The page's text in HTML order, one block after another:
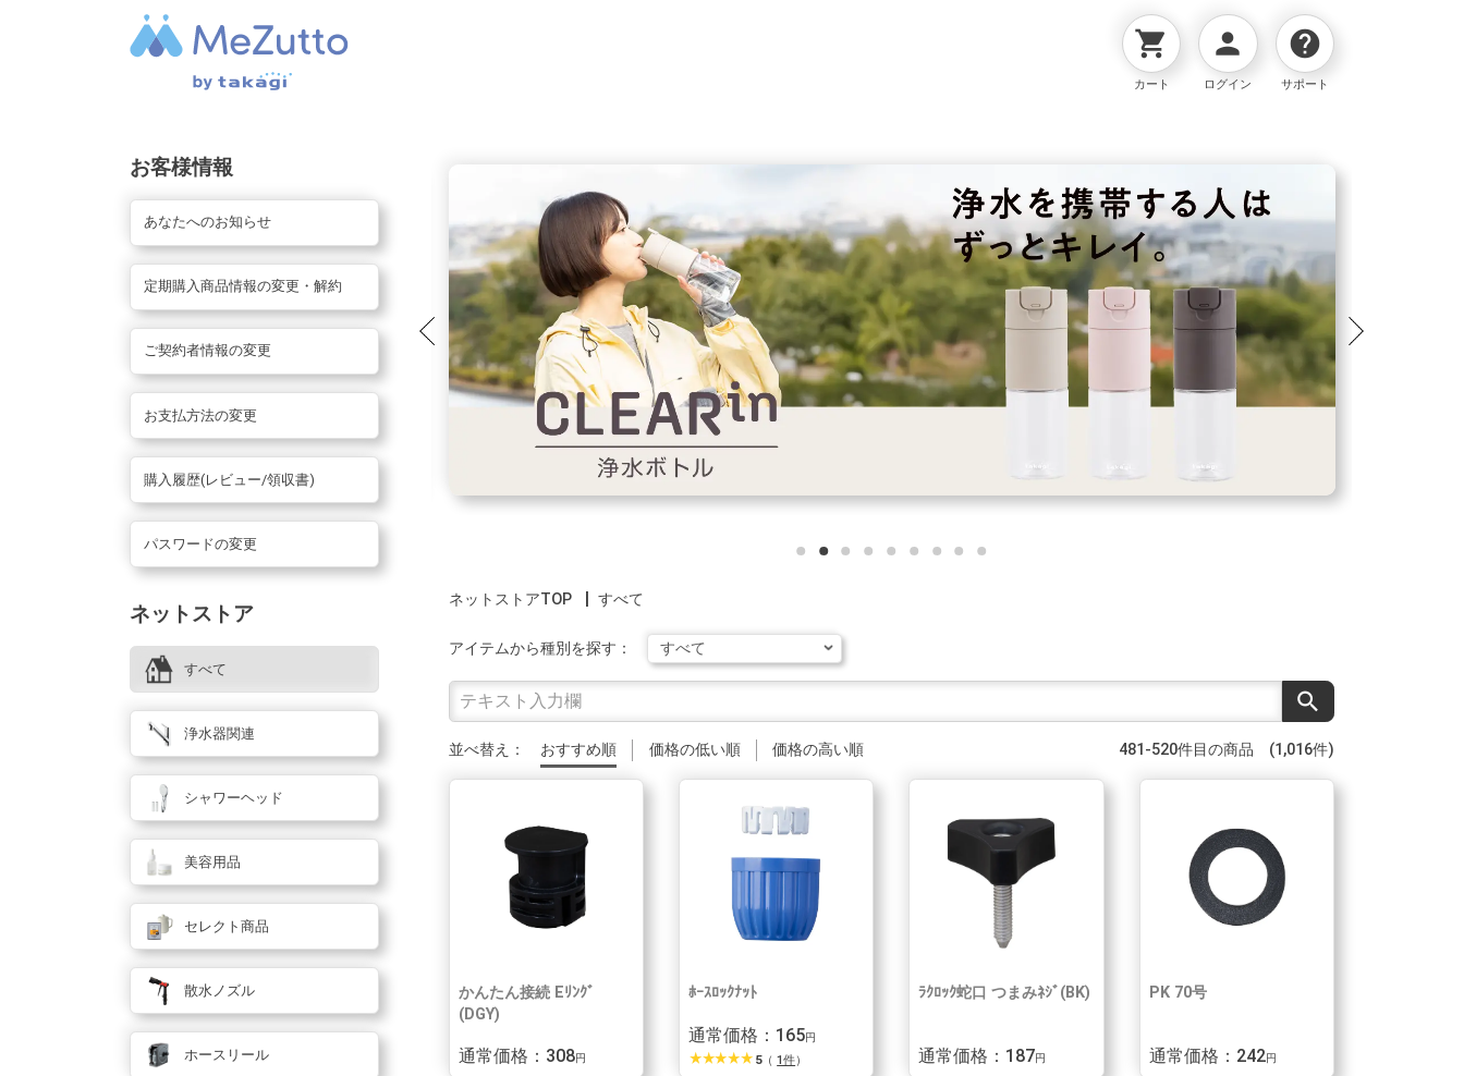
shopping_cart
カート
person
ログイン
help
サポート
ネットストアTOP すべて
アイテムから種別を探す：
search
並べ替え： おすすめ順 価格の低い順 価格の高い順 481-520件目の商品 (1,016件)
かんたん接続 Eﾘﾝｸﾞ
(DGY)
通常価格：308円
ﾎｰｽﾛｯｸﾅｯﾄ
通常価格：165円
star_ratestar_ratestar_ratestar_ratestar_rate 5（1件）
ﾗｸﾛｯｸ蛇口 つまみﾈｼﾞ(BK)
通常価格：187円
PK 70号
通常価格：242円
お客様情報
あなたへのお知らせ
定期購入商品情報の変更・解約
ご契約者情報の変更
お支払方法の変更
購入履歴(レビュー/領収書)
パスワードの変更
ネットストア
すべて
浄水器関連
シャワーヘッド
美容用品
セレクト商品
散水ノズル
ホースリール